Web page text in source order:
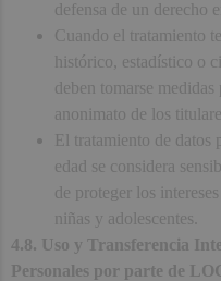
defensa de un derecho
Cuando el tratamiento
histórico, estadístico o
deben tomarse medidas
anonimato de los
El tratamiento de datos
edad se considera
de proteger los
niñas y adolescentes.
4.8. Uso y Transferencia
Personales por parte de